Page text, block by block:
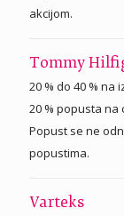
akcijom.
Tommy
20 % do 40 % na
20 % popusta na
Popust se ne
popustima.
Varteks